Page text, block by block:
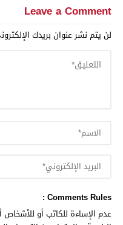
Leave a Comment
لن يتم نشر عنوان بريدك
Comments Rules :
عدم الإساءة للكاتب أو